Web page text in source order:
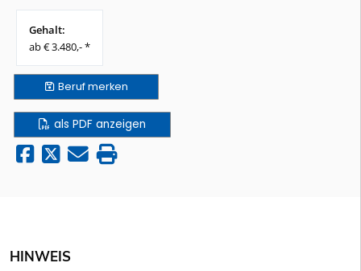
Gehalt:
ab € 3.480,- *
Berufmerken
als PDF anzeigen
HINWEIS